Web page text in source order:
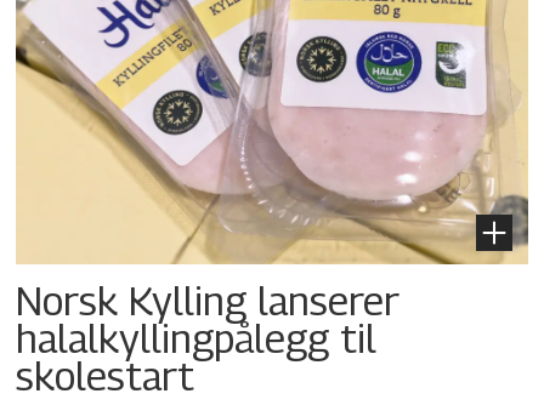
Norsk Kylling lanserer
halalkylling­pålegg til
skolestart